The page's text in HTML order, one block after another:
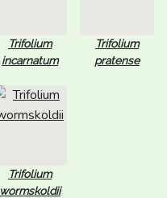
Trifolium
incarnatum
Trifolium
pratense
Trifolium
wormskoldii